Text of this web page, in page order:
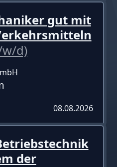
gut mit
d)
08.08.2026
der